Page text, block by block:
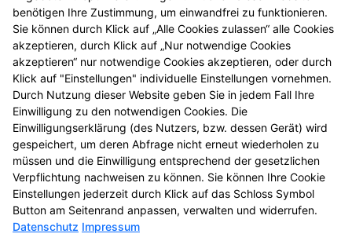
Dieser Inhalt wird erst angezeigt,
sobald Sie die entsprechenden Cookies
akzeptieren.
benötigen Ihre Zustimmung, um einwandfrei zu funktionieren.
Sie können durch Klick auf „Alle Cookies zulassen“ alle Cookies
akzeptieren, durch Klick auf „Nur notwendige Cookies
akzeptieren“ nur notwendige Cookies akzeptieren, oder durch
Klick auf "Einstellungen" individuelle Einstellungen vornehmen.
Durch Nutzung dieser Website geben Sie in jedem Fall Ihre
Einwilligung zu den notwendigen Cookies. Die
Einwilligungserklärung (des Nutzers, bzw. dessen Gerät) wird
gespeichert, um deren Abfrage nicht erneut wiederholen zu
müssen und die Einwilligung entsprechend der gesetzlichen
Verpflichtung nachweisen zu können. Sie können Ihre Cookie
Einstellungen jederzeit durch Klick auf das Schloss Symbol
Button am Seitenrand anpassen, verwalten und widerrufen.
Datenschutz Impressum